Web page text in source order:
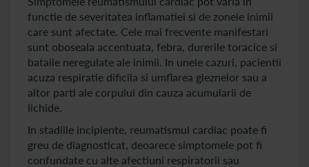
functie de severitatea inflamatiei si de zonele inimii
care sunt afectate. Cele mai frecvente manifestari
sunt oboseala accentuata, febra, durerile toracice si
bataile neregulate ale inimii. In unele cazuri, pacientii
acuza respiratie dificila si umflarea gleznelor sau a
altor parti ale corpului din cauza acumularii de
lichide.
In stadiile incipiente, reumatismul cardiac poate fi
greu de diagnosticat, deoarece simptomele pot fi
confundate cu alte afectiuni respiratorii sau